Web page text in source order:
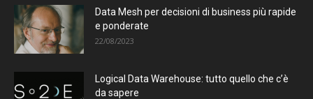
Data Mesh per decisioni di business più rapide
e ponderate
22/08/2023
Logical Data Warehouse: tutto quello che c’è
da sapere